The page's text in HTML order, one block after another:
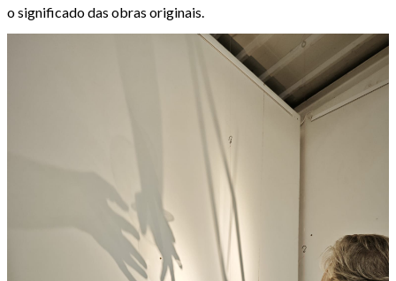
o significado das obras originais.